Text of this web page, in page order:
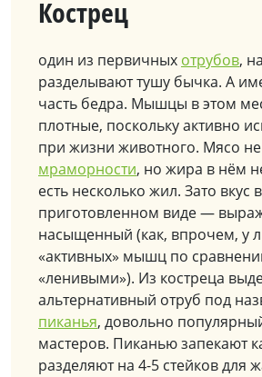
Кострец
один из первичных отрубов,
разделывают тушу бычка. А
часть бедра. Мышцы в этом
плотные, поскольку активно
при жизни животного. Мясо
мраморности, но жира в нём
есть несколько жил. Зато вкус в
приготовленном виде —
насыщенный (как, впрочем, у
«активных» мышц по
«ленивыми»). Из костреца
альтернативный отруб под
пиканья, довольно
мастеров. Пиканью запекают
разделяют на 4-5 стейков для